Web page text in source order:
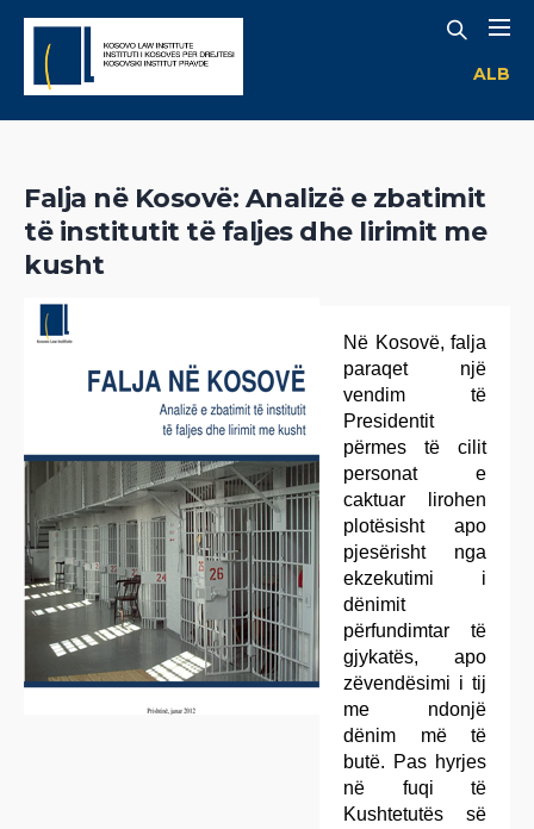
ALB
Falja në Kosovë: Analizë e zbatimit
të institutit të faljes dhe lirimit me
kusht
Në Kosovë, falja
paraqet një
vendim të
Presidentit
përmes të cilit
personat e
caktuar lirohen
plotësisht apo
pjesërisht nga
ekzekutimi i
dënimit
përfundimtar të
gjykatës, apo
zëvendësimi i tij
me ndonjë
dënim më të
butë. Pas hyrjes
në fuqi të
Kushtetutës së